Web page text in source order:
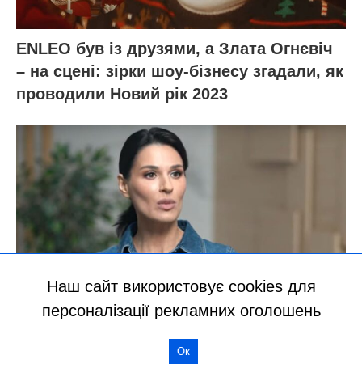
Наш сайт використовує cookies для
персоналізації рекламних оголошень
Ок